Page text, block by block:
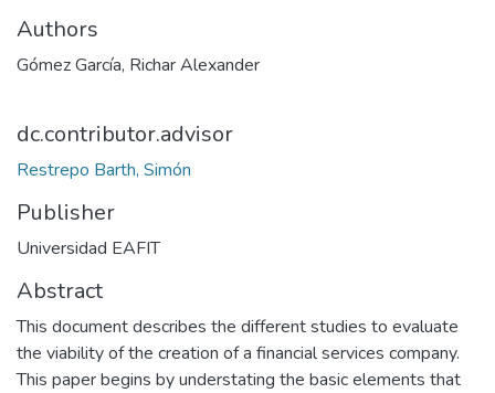
Authors
Gómez García, Richar Alexander
dc.contributor.advisor
Restrepo Barth, Simón
Publisher
Universidad EAFIT
Abstract
This document describes the different studies to evaluate
the viability of the creation of a financial services company.
This paper begins by understating the basic elements that